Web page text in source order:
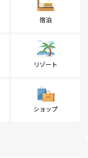
宿泊
リゾート
ショップ